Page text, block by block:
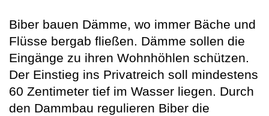
Biber bauen Dämme, wo immer Bäche und
Flüsse bergab fließen. Dämme sollen die
Eingänge zu ihren Wohnhöhlen schützen.
Der Einstieg ins Privatreich soll mindestens
60 Zentimeter tief im Wasser liegen. Durch
den Dammbau regulieren Biber die